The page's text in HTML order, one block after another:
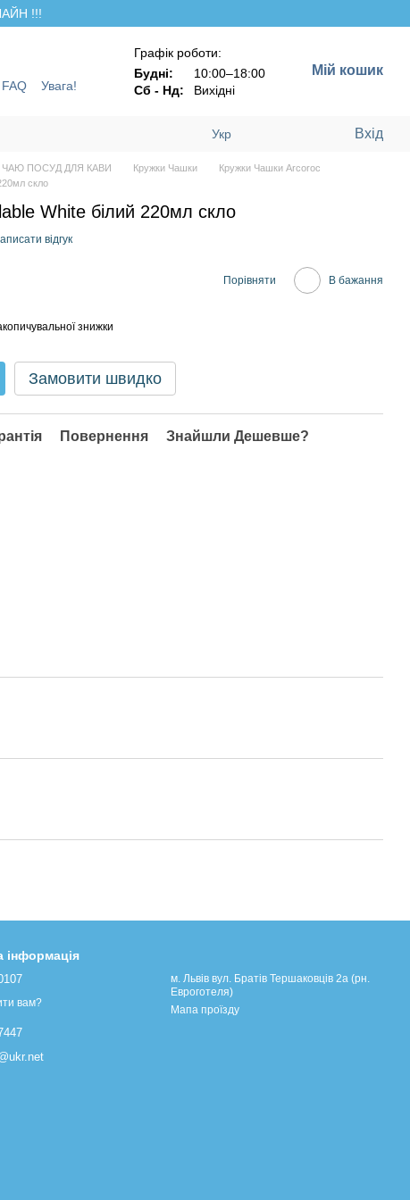
!!!
FAQ
Увага!
Графік роботи:
Будні:
10:00–18:00
Сб - Нд:
Вихідні
Мій кошик
Укр Вхід
ПОСУД ДЛЯ КАВИ Кружки Чашки
Кружки Чашки Arcoroc
скло
White білий 220мл скло
відгук
Порівняти В бажання
знижки
Замовити швидко
Повернення Знайшли Дешевше?
інформація
вам?
м. Львів вул. Братів Тершаковців 2а (рн.
Евроготеля)
Мапа проїзду